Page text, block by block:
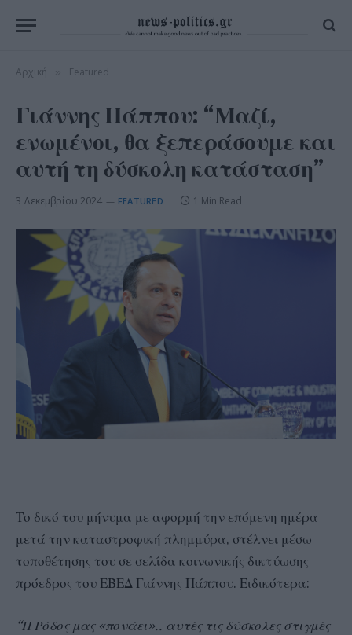
Αρχική Featured
Γιάννης Πάππου: “Μαζί,
ενωμένοι, θα ξεπεράσουμε και
αυτή τη δύσκολη κατάσταση”
3 Δεκεμβρίου 2024 FEATURED 1 Min Read
Το δικό του μήνυμα με αφορμή την επόμενη ημέρα
μετά την καταστροφική πλημμύρα, στέλνει μέσω
τοποθέτησης του σε σελίδα κοινωνικής δικτύωσης
πρόεδρος του ΕΒΕΔ Γιάννης Πάππου. Ειδικότερα:
“Η Ρόδος μας «πονάει».. αυτές τις δύσκολες στιγμές